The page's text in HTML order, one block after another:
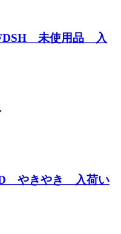
未使用品 入
やきやき 入荷い